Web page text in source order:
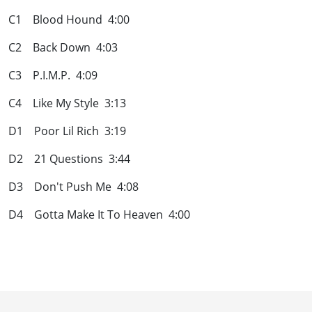
C1 Blood Hound 4:00
C2 Back Down 4:03
C3 P.I.M.P. 4:09
C4 Like My Style 3:13
D1 Poor Lil Rich 3:19
D2 21 Questions 3:44
D3 Don't Push Me 4:08
D4 Gotta Make It To Heaven 4:00